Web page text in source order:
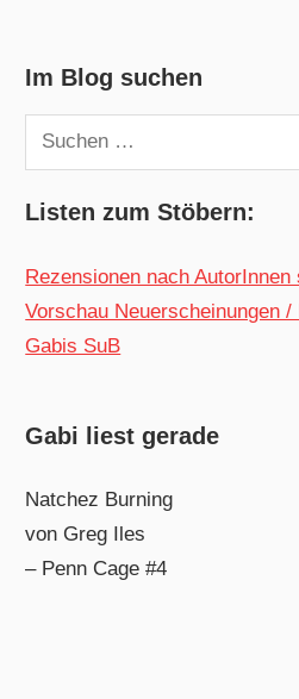
Im Blog suchen
Suchen
nach:
Listen zum Stöbern:
Rezensionen nach AutorInnen
Vorschau Neuerscheinungen /
Gabis SuB
Gabi liest gerade
Natchez Burning
von Greg Iles
– Penn Cage #4